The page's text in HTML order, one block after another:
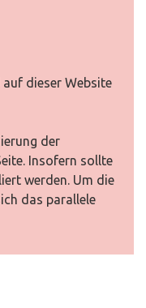
dieser Website
der
Insofern sollte
werden. Um die
das parallele